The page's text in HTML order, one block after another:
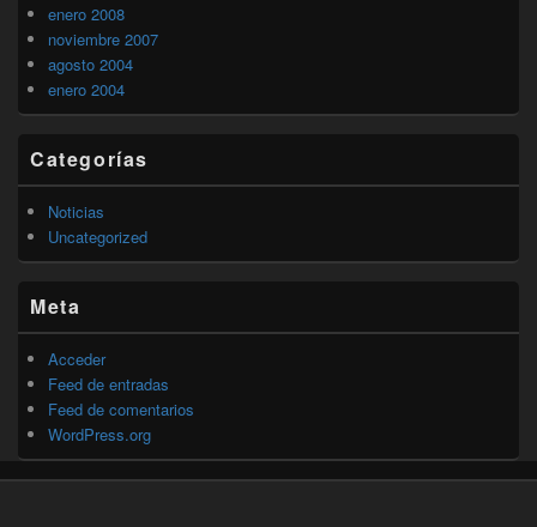
enero 2008
noviembre 2007
agosto 2004
enero 2004
Categorías
Noticias
Uncategorized
Meta
Acceder
Feed de entradas
Feed de comentarios
WordPress.org